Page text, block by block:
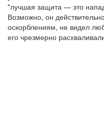
"лучшая защита — это
Возможно, он
оскорблениям, не видел
его чрезмерно